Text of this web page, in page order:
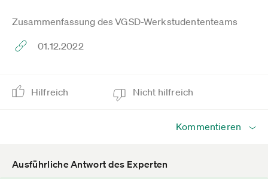
Zusammenfassung des VGSD-Werkstudententeams
01.12.2022
Hilfreich Nicht hilfreich
Kommentieren
Ausführliche Antwort des Experten